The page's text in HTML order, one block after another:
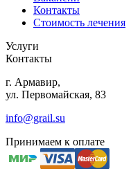
Контакты
Стоимость лечения
Услуги
Контакты
г. Армавир,
ул. Первомайская, 83
info@grail.su
Принимаем к оплате